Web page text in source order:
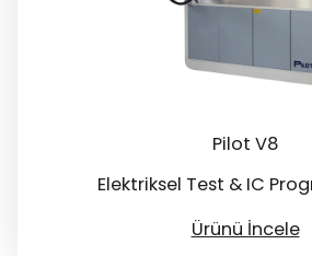
Pilot V8
Elektriksel Test & IC
Ürünü İncele